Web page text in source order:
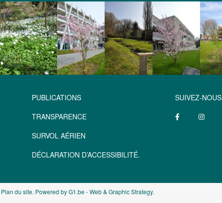
PUBLICATIONS
TRANSPARENCE
SURVOL AÉRIEN
DÉCLARATION D’ACCESSIBILITÉ.
SUIVEZ-NOUS
Plan du site. Powered by G1.be - Web & Graphic Strategy.